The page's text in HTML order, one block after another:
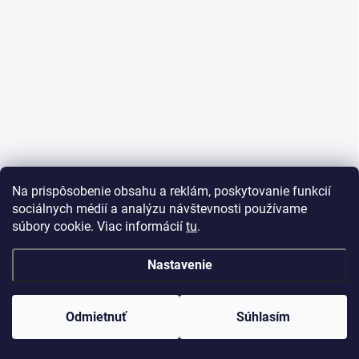
Na prispôsobenie obsahu a reklám, poskytovanie funkcií
sociálnych médií a analýzu návštevnosti používame
súbory cookie. Viac informácií tu.
Nastavenie
Odmietnuť Súhlasím